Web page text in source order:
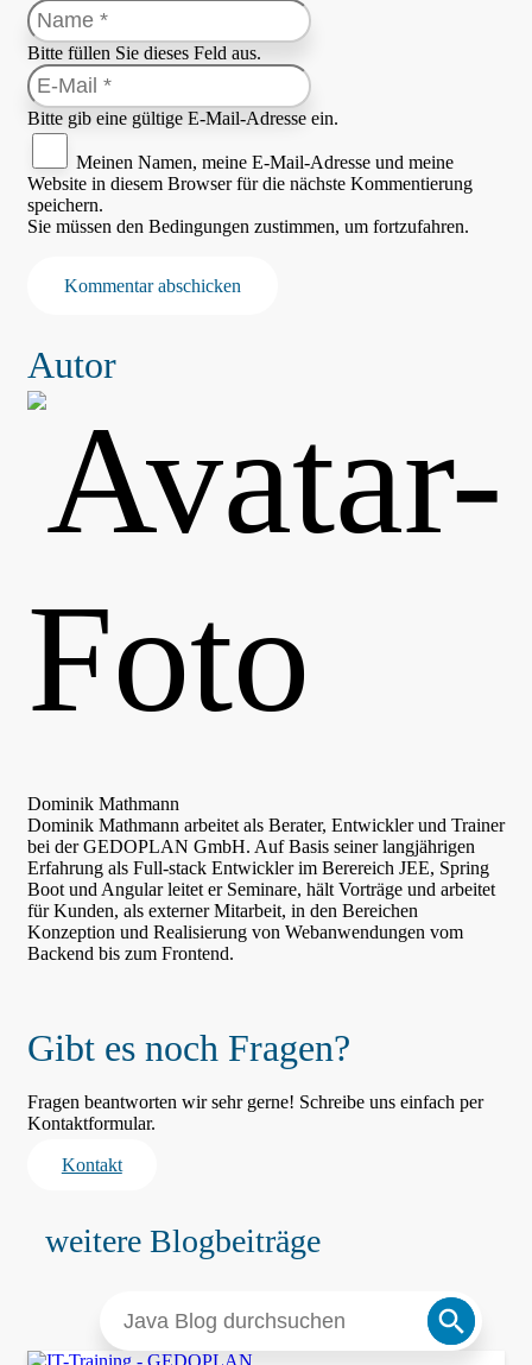
Bitte füllen Sie dieses Feld aus.
Bitte gib eine gültige E-Mail-Adresse ein.
Meinen Namen, meine E-Mail-Adresse und meine
Website in diesem Browser für die nächste Kommentierung
speichern.
Sie müssen den Bedingungen zustimmen, um fortzufahren.
Kommentar abschicken
Autor
Dominik Mathmann
Dominik Mathmann arbeitet als Berater, Entwickler und Trainer
bei der GEDOPLAN GmbH. Auf Basis seiner langjährigen
Erfahrung als Full-stack Entwickler im Berereich JEE, Spring
Boot und Angular leitet er Seminare, hält Vorträge und arbeitet
für Kunden, als externer Mitarbeit, in den Bereichen
Konzeption und Realisierung von Webanwendungen vom
Backend bis zum Frontend.
Gibt es noch Fragen?
Fragen beantworten wir sehr gerne! Schreibe uns einfach per
Kontaktformular.
Kontakt
weitere Blogbeiträge
Search
Button